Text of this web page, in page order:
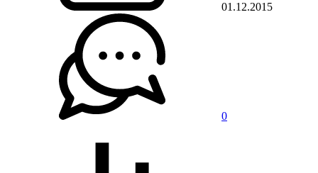
01.12.2015
0